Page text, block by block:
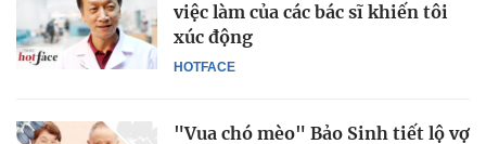
HOTFACE
việc làm của các bác sĩ khiến tôi
xúc động
"Vua chó mèo" Bảo Sinh tiết lộ vợ